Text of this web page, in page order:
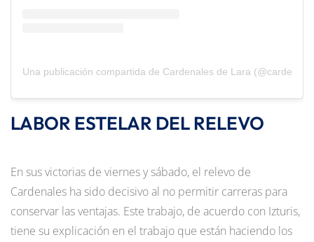
Una publicación compartida de Cardenales de Lara
LABOR ESTELAR DEL RELEVO
En sus victorias de viernes y sábado, el relevo de
Cardenales ha sido decisivo al no permitir carreras para
conservar las ventajas. Este trabajo, de acuerdo con Izturis,
tiene su explicación en el trabajo que están haciendo los